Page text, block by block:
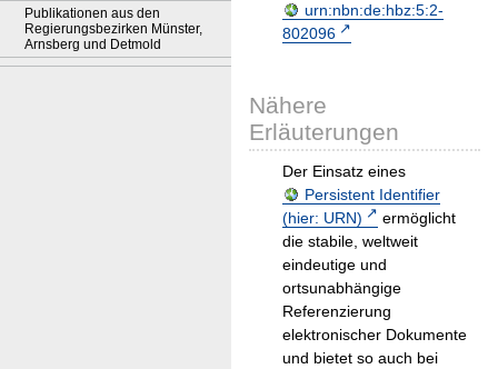
Publikationen aus den
Regierungsbezirken Münster,
Arnsberg und Detmold
urn:nbn:de:hbz:5:2-
802096
Nähere
Erläuterungen
Der Einsatz eines
Persistent Identifier
(hier: URN)
ermöglicht
die stabile, weltweit
eindeutige und
ortsunabhängige
Referenzierung
elektronischer Dokumente
und bietet so auch bei